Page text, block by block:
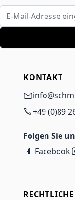
E-Mail-Adresse
KONTAKT
+49 (0)89
Folgen Sie
Facebook